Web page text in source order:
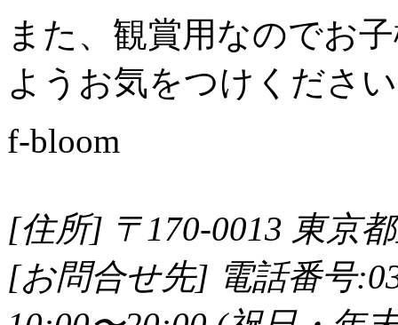
また、観賞用なのでお
ようお気をつけくださ
f-bloom
[住所] 〒170-0013 東京
[お問合せ先] 電話番号